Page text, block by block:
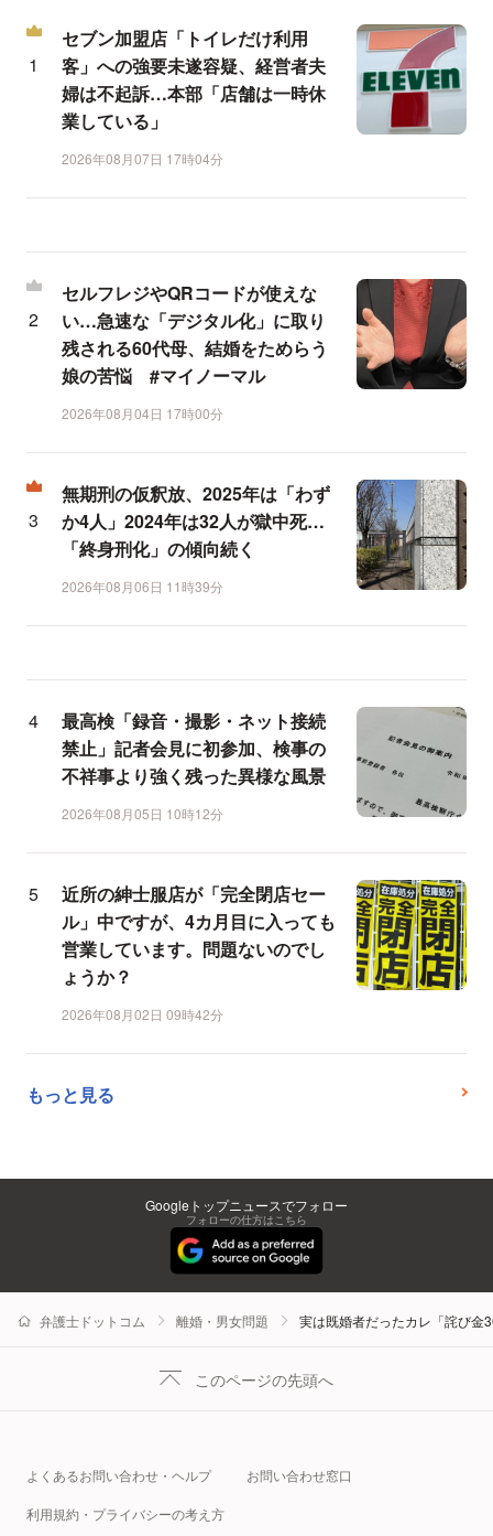
セブン加盟店「トイレだけ利用
客」への強要未遂容疑、経営者夫
婦は不起訴…本部「店舗は一時休
業している」
2026年08月07日 17時04分
セルフレジやQRコードが使えな
い…急速な「デジタル化」に取り
残される60代母、結婚をためらう
娘の苦悩 #マイノーマル
2026年08月04日 17時00分
無期刑の仮釈放、2025年は「わず
か4人」2024年は32人が獄中死…
「終身刑化」の傾向続く
2026年08月06日 11時39分
最高検「録音・撮影・ネット接続
禁止」記者会見に初参加、検事の
不祥事より強く残った異様な風景
2026年08月05日 10時12分
近所の紳士服店が「完全閉店セー
ル」中ですが、4カ月目に入っても
営業しています。問題ないのでし
ょうか？
2026年08月02日 09時42分
もっと見る
Googleトップニュースでフォロー
フォローの仕方はこちら
弁護士ドットコム 離婚・男女問題 実は既婚者だったカレ「詫び
このページの先頭へ
よくあるお問い合わせ・ヘルプ お問い合わせ窓口
利用規約・プライバシーの考え方